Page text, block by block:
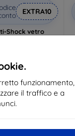
funzionamento,
il traffico e a
EXTRA10
Shock vetro
€
€
> 5 pz